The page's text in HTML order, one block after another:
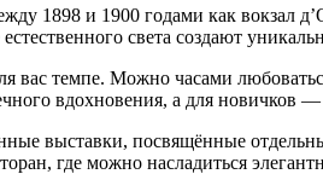
1898 и 1900 годами как вокзал
света создают
вас темпе. Можно часами
вдохновения, а для
выставки, посвящённые
где можно насладиться